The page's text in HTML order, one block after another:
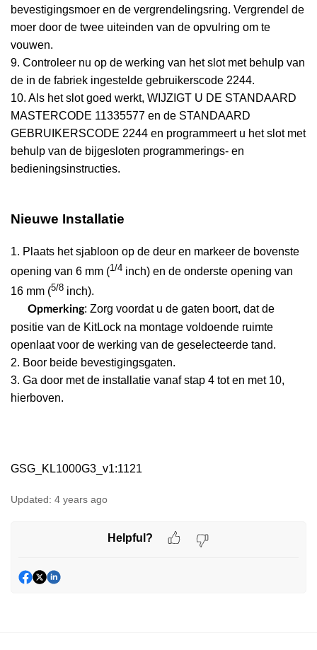
bevestigingsmoer en de vergrendelingsring. Vergrendel de
moer door de twee uiteinden van de opvulring om te
vouwen.
9. Controleer nu op de werking van het slot met behulp van
de in de fabriek ingestelde gebruikerscode 2244.
10. Als het slot goed werkt, WIJZIGT U DE STANDAARD
MASTERCODE 11335577 en de STANDAARD
GEBRUIKERSCODE 2244 en programmeert u het slot met
behulp van de bijgesloten programmerings- en
bedieningsinstructies.
Nieuwe Installatie
1. Plaats het sjabloon op de deur en markeer de bovenste
opening van 6 mm (1/4 inch) en de onderste opening van
16 mm (5/8 inch).
Opmerking: Zorg voordat u de gaten boort, dat de
positie van de KitLock na montage voldoende ruimte
openlaat voor de werking van de geselecteerde tand.
2. Boor beide bevestigingsgaten.
3. Ga door met de installatie vanaf stap 4 tot en met 10,
hierboven.
GSG_KL1000G3_v1:1121
Updated: 4 years ago
Helpful?